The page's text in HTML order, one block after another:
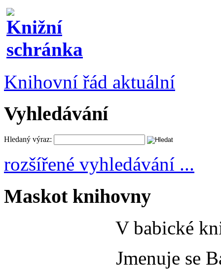
Knihovní řád aktuální
Vyhledávání
Hledaný výraz:
rozšířené vyhledávání ...
Maskot knihovny
V babické
Jmenuje se